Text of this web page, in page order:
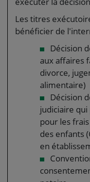
Les titres
bénéficier de
Décision
aux affaires
divorce,
alimentaire)
Décision
judiciaire
pour les
des enfants
en